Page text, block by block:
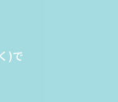
)で